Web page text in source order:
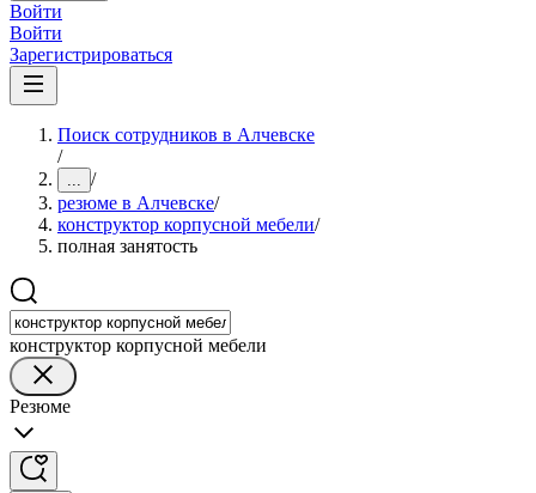
Войти
Войти
Зарегистрироваться
Поиск сотрудников в Алчевске
/
... /
резюме в Алчевске/
конструктор корпусной мебели/
полная занятость
конструктор корпусной мебели
Резюме